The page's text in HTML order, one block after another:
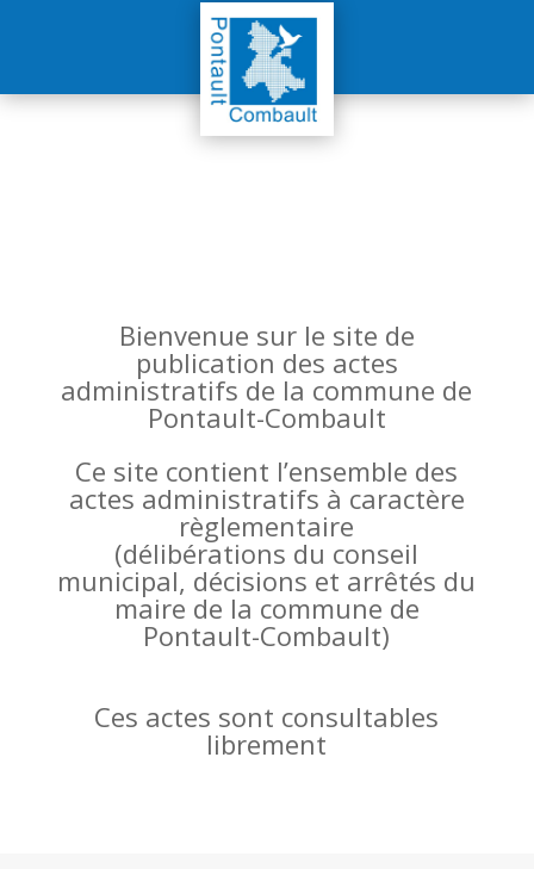
Bienvenue sur le site de
publication des actes
administratifs de la commune de
Pontault-Combault
Ce site contient l’ensemble des
actes administratifs à caractère
règlementaire
(délibérations du conseil
municipal, décisions et arrêtés du
maire de la commune de
Pontault-Combault)
Ces actes sont consultables
librement